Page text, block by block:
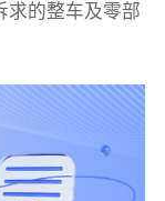
求的整车及零部